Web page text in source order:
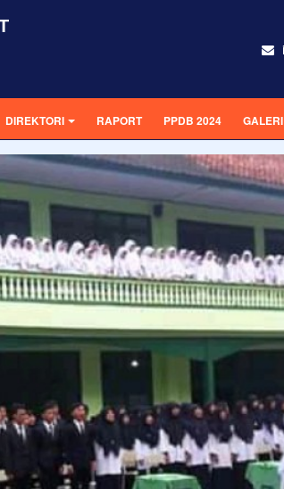
DIREKTORI RAPORT PPDB 2024 GALERI